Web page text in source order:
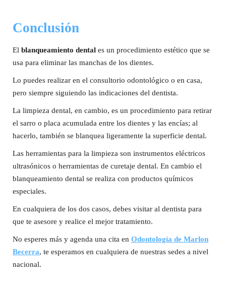
Conclusión
El blanqueamiento dental es un procedimiento estético que se
usa para eliminar las manchas de los dientes.
Lo puedes realizar en el consultorio odontológico o en casa,
pero siempre siguiendo las indicaciones del dentista.
La limpieza dental, en cambio, es un procedimiento para retirar
el sarro o placa acumulada entre los dientes y las encías; al
hacerlo, también se blanquea ligeramente la superficie dental.
Las herramientas para la limpieza son instrumentos eléctricos
ultrasónicos o herramientas de curetaje dental. En cambio el
blanqueamiento dental se realiza con productos químicos
especiales.
En cualquiera de los dos casos, debes visitar al dentista para
que te asesore y realice el mejor tratamiento.
No esperes más y agenda una cita en Odontología de Marlon
Becerra, te esperamos en cualquiera de nuestras sedes a nivel
nacional.